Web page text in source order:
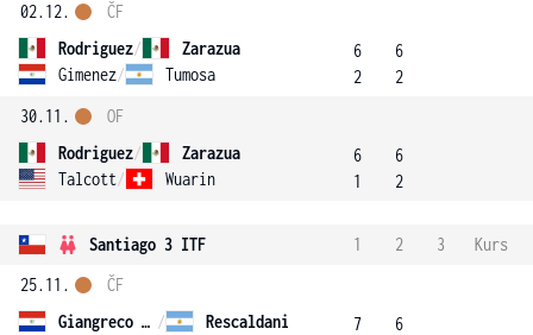
02.12.
Rodriguez/
Zarazua
Gimenez/ Tumosa
ČF
6
2
6
2
30.11.
Rodriguez/
Zarazua
Talcott/ Wuarin
OF
6
1
6
2
Santiago 3 ITF 1 2 3
Kurs
25.11.
Giangreco Campiz /
Rescaldani
ČF
7
6